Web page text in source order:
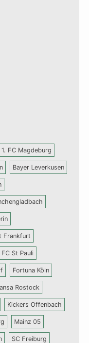
1. FC Magdeburg
Bayer Leverkusen
Frankfurt
FC St Pauli
Fortuna Köln
Rostock
Kickers Offenbach
Mainz 05
SC Freiburg